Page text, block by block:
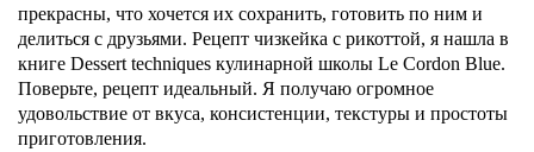
прекрасны, что хочется их сохранить, готовить по ним и
делиться с друзьями. Рецепт чизкейка с рикоттой, я нашла в
книге Dessert techniques кулинарной школы Le Cordon Blue.
Поверьте, рецепт идеальный. Я получаю огромное
удовольствие от вкуса, консистенции, текстуры и простоты
приготовления.